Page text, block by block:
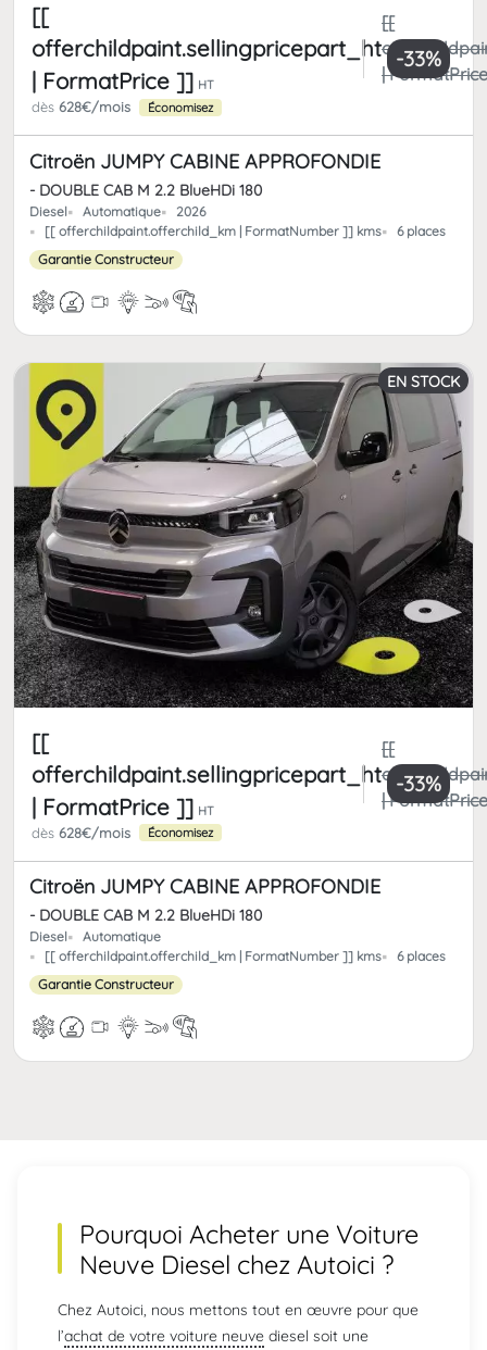
[[
offerchildpaint.sellingpricepart_ht
| FormatPrice ]] HT
[[
|
dès 628€/mois Économisez
-33%
Citroën JUMPY CABINE APPROFONDIE
- DOUBLE CAB M 2.2 BlueHDi 180
Diesel Automatique
2026
[[ offerchildpaint.offerchild_km | FormatNumber ]] kms
6 places
Garantie Constructeur
EN STOCK
[[
offerchildpaint.sellingpricepart_ht
| FormatPrice ]] HT
[[
|
dès 628€/mois Économisez
-33%
Citroën JUMPY CABINE APPROFONDIE
- DOUBLE CAB M 2.2 BlueHDi 180
Diesel
Automatique
[[ offerchildpaint.offerchild_km | FormatNumber ]] kms
6 places
Garantie Constructeur
Pourquoi Acheter une Voiture
Neuve Diesel chez Autoici ?
Chez Autoici, nous mettons tout en œuvre pour que
l’achat de votre voiture neuve diesel soit une